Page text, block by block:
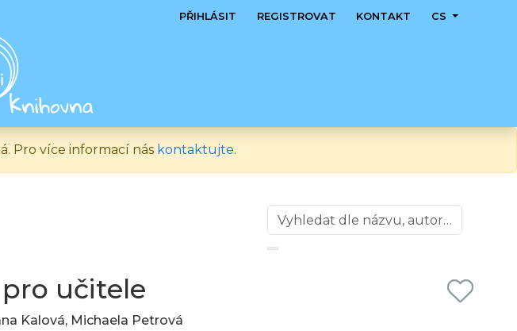
PŘIHLÁSIT REGISTROVAT KONTAKT CS
Pro více informací nás kontaktujte.
učitele
Kalová, Michaela Petrová